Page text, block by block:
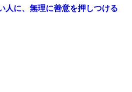
人に、無理に善意を押しつける